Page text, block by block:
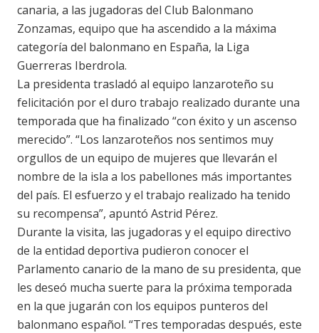
canaria, a las jugadoras del Club Balonmano
Zonzamas, equipo que ha ascendido a la máxima
categoría del balonmano en España, la Liga
Guerreras Iberdrola.
La presidenta trasladó al equipo lanzaroteño su
felicitación por el duro trabajo realizado durante una
temporada que ha finalizado “con éxito y un ascenso
merecido”. “Los lanzaroteños nos sentimos muy
orgullos de un equipo de mujeres que llevarán el
nombre de la isla a los pabellones más importantes
del país. El esfuerzo y el trabajo realizado ha tenido
su recompensa”, apuntó Astrid Pérez.
Durante la visita, las jugadoras y el equipo directivo
de la entidad deportiva pudieron conocer el
Parlamento canario de la mano de su presidenta, que
les deseó mucha suerte para la próxima temporada
en la que jugarán con los equipos punteros del
balonmano español. “Tres temporadas después, este